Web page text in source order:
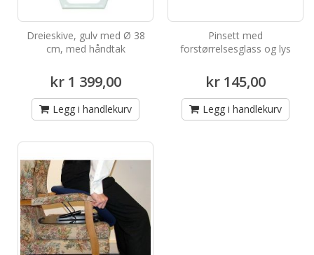
Dreieskive, gulv med Ø 38
cm, med håndtak
kr 1 399,00
Legg i handlekurv
Pinsett med
forstørrelsesglass og lys
kr 145,00
Legg i handlekurv